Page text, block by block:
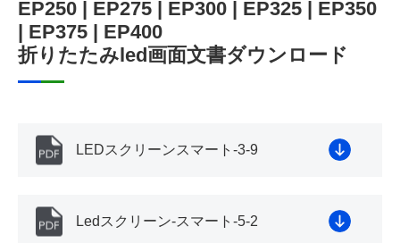
EP250 | EP275 | EP300 | EP325 | EP350
| EP375 | EP400
折りたたみled画面文書ダウンロード
LEDスクリーンスマート-3-9
Ledスクリーン-スマート-5-2